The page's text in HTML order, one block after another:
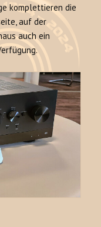
komplettieren die
auf der
auch ein